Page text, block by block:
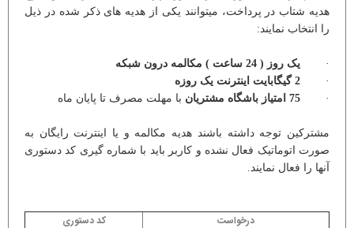
هدیه شتاب در پرداخت، میتوانند یکی از هدیه های ذکر شده در ذیل
را انتخاب نمایند:
·
یک روز ( 24 ساعت ) مکالمه درون شبکه
· 2 گیگابایت اینترنت یک روزه
·
با مهلت مصرف تا پایان ماه
مشترکین توجه داشته باشند هدیه مکالمه و یا اینترنت رایگان به
صورت اتوماتیک فعال نشده و کاربر باید با شماره گیری کد دستوری
آنها را فعال نمایند.
درخواست
کد دستوری